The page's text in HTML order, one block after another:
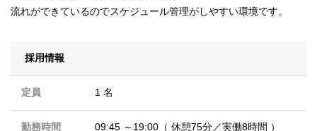
流れができているのでスケジュール管理がしやすい環境です。
採用情報
定員 1 名
勤務時間 09:45 ～19:00（ 休憩75分／実働8時間 ）